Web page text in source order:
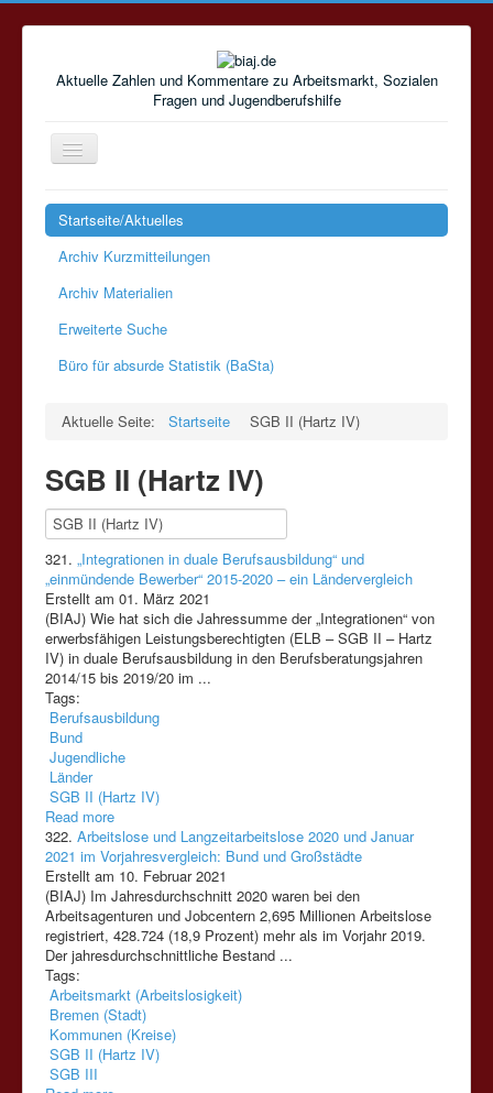
Aktuelle Zahlen und Kommentare zu Arbeitsmarkt, Sozialen
Fragen und Jugendberufshilfe
Navigation
an/aus
Startseite/Aktuelles
Archiv Kurzmitteilungen
Archiv Materialien
Erweiterte Suche
Büro für absurde Statistik (BaSta)
Aktuelle Seite: Startseite SGB II (Hartz IV)
SGB II (Hartz IV)
321. „Integrationen in duale Berufsausbildung“ und
„einmündende Bewerber“ 2015-2020 – ein Ländervergleich
Erstellt am 01. März 2021
(BIAJ) Wie hat sich die Jahressumme der „Integrationen“ von
erwerbsfähigen Leistungsberechtigten (ELB –SGB II – Hartz
IV) in duale Berufsausbildung in den Berufsberatungsjahren
2014/15 bis 2019/20 im ...
Tags:
Berufsausbildung
Bund
Jugendliche
Länder
SGB II (Hartz IV)
Read more
322. Arbeitslose und Langzeitarbeitslose 2020 und Januar
2021 im Vorjahresvergleich: Bund und Großstädte
Erstellt am 10. Februar 2021
(BIAJ) Im Jahresdurchschnitt 2020 waren bei den
Arbeitsagenturen und Jobcentern 2,695 Millionen Arbeitslose
registriert, 428.724 (18,9 Prozent) mehr als im Vorjahr 2019.
Der jahresdurchschnittliche Bestand ...
Tags:
Arbeitsmarkt (Arbeitslosigkeit)
Bremen (Stadt)
Kommunen (Kreise)
SGB II (Hartz IV)
SGB III